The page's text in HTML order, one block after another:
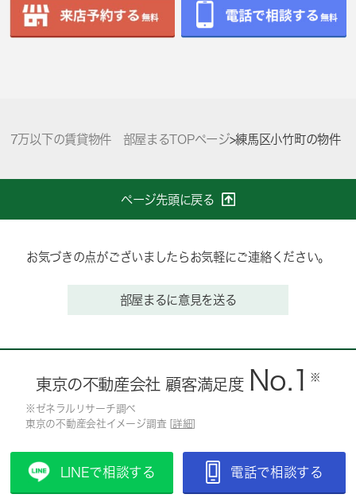
7万以下の賃貸物件 部屋まるTOPページ>練馬区小竹町の物件
ページ先頭に戻る
お気づきの点がございましたらお気軽にご連絡ください。
部屋まるに意見を送る
東京の不動産会社 顧客満足度 No.1 ※
※ゼネラルリサーチ調べ
東京の不動産会社イメージ調査 [ 詳細
LINEで相談する 電話で相談する